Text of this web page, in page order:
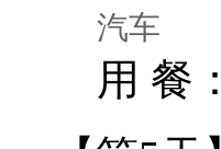
汽车
用 餐：